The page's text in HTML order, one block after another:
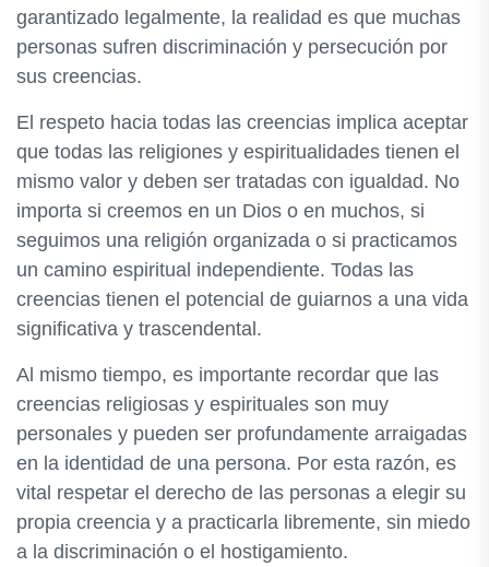
garantizado legalmente, la realidad es que muchas
personas sufren discriminación y persecución por
sus creencias.
El respeto hacia todas las creencias implica aceptar
que todas las religiones y espiritualidades tienen el
mismo valor y deben ser tratadas con igualdad. No
importa si creemos en un Dios o en muchos, si
seguimos una religión organizada o si practicamos
un camino espiritual independiente. Todas las
creencias tienen el potencial de guiarnos a una vida
significativa y trascendental.
Al mismo tiempo, es importante recordar que las
creencias religiosas y espirituales son muy
personales y pueden ser profundamente arraigadas
en la identidad de una persona. Por esta razón, es
vital respetar el derecho de las personas a elegir su
propia creencia y a practicarla libremente, sin miedo
a la discriminación o el hostigamiento.